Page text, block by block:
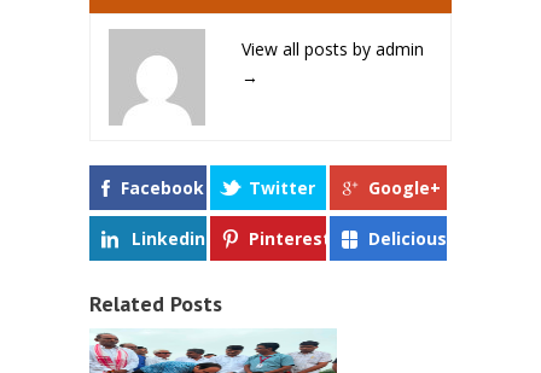
View all posts by admin
→
Facebook Twitter Google+
Linkedin Pinterest Delicious
Related Posts